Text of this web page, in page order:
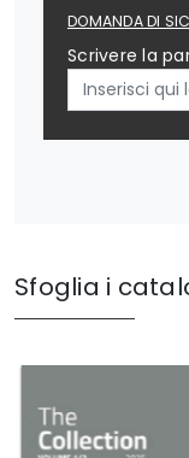
DOMANDA DI
Scrivere la
Sfoglia i